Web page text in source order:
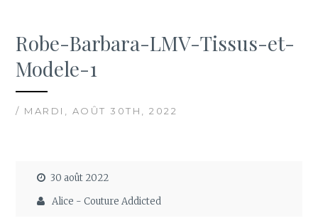
Robe-Barbara-LMV-Tissus-et-
Modele-1
/ MARDI, AOÛT 30TH, 2022
30 août 2022
Alice - Couture Addicted